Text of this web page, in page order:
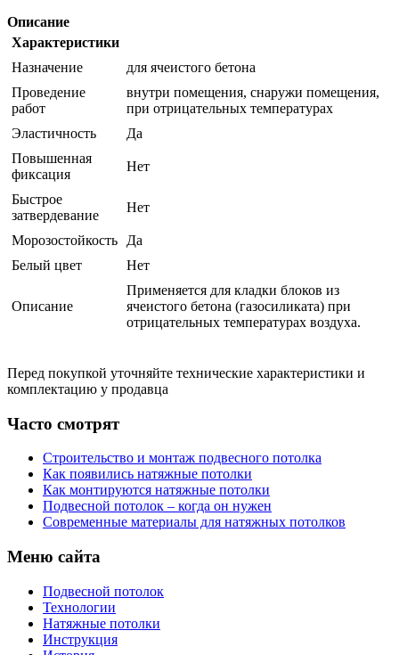
Описание
Характеристики
Назначение
для ячеистого бетона
Проведение
работ
внутри помещения, снаружи помещения,
при отрицательных температурах
Эластичность
Да
Повышенная
фиксация
Нет
Быстрое
затвердевание
Нет
Морозостойкость
Да
Белый цвет
Нет
Описание
Применяется для кладки блоков из
ячеистого бетона (газосиликата) при
отрицательных температурах воздуха.
Перед покупкой уточняйте технические характеристики и
комплектацию у продавца
Часто смотрят
Строительство и монтаж подвесного потолка
Как появились натяжные потолки
Как монтируются натяжные потолки
Подвесной потолок – когда он нужен
Современные материалы для натяжных потолков
Меню сайта
Подвесной потолок
Технологии
Натяжные потолки
Инструкция